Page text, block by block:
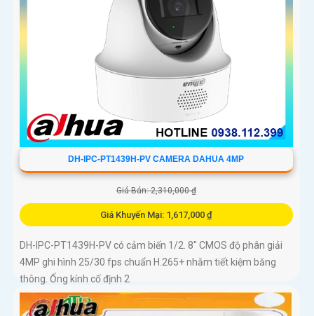
DH-IPC-PT1439H-PV CAMERA DAHUA 4MP
Giá Bán: 2,310,000 ₫
Giá Khuyến Mại: 1,617,000 ₫
DH-IPC-PT1439H-PV có cảm biến 1/2. 8″ CMOS độ phân giải
4MP ghi hình 25/30 fps chuẩn H.265+ nhằm tiết kiệm băng
thông. Ống kính cố định 2